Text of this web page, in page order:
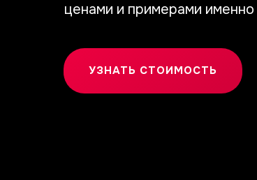
УЗНАТЬ СТОИМОСТЬ
ценами и примерами